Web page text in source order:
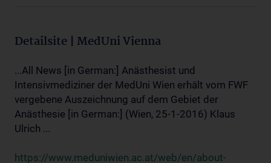
Detailsite | MedUni Vienna
...All News [in German:] Anästhesist und
Intensivmediziner der MedUni Wien erhält vom FWF
vergebene Auszeichnung auf dem Gebiet der
Anästhesie [in German:] (Wien, 25-1-2016) Klaus
Ulrich ...
https://www.meduniwien.ac.at/web/en/about-